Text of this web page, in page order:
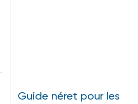
Guide néret pour les